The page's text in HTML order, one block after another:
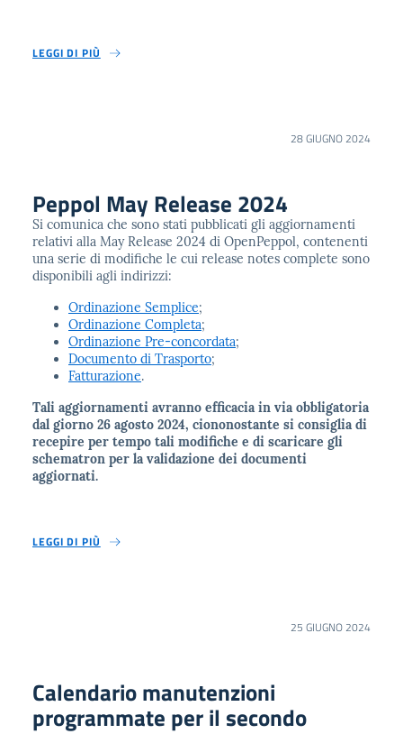
LEGGI DI PIÙ
28 GIUGNO 2024
Peppol May Release 2024
Si comunica che sono stati pubblicati gli aggiornamenti
relativi alla May Release 2024 di OpenPeppol, contenenti
una serie di modifiche le cui release notes complete sono
disponibili agli indirizzi:
Ordinazione Semplice;
Ordinazione Completa;
Ordinazione Pre-concordata;
Documento di Trasporto;
Fatturazione.
Tali aggiornamenti avranno efficacia in via obbligatoria
dal giorno 26 agosto 2024, ciononostante si consiglia di
recepire per tempo tali modifiche e di scaricare gli
schematron per la validazione dei documenti
aggiornati.
LEGGI DI PIÙ
25 GIUGNO 2024
Calendario manutenzioni
programmate per il secondo